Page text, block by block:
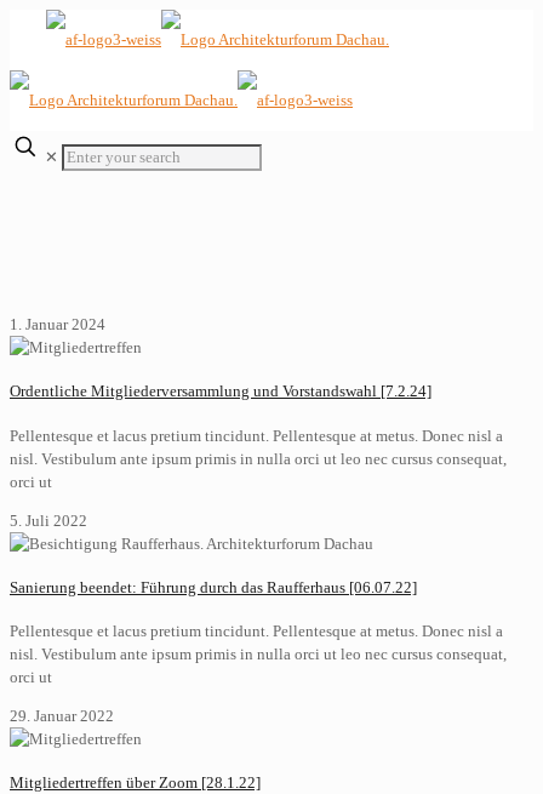
✕
1. Januar 2024
Ordentliche Mitgliederversammlung und Vorstandswahl [7.2.24]
Pellentesque et lacus pretium tincidunt. Pellentesque at metus. Donec nisl a
nisl. Vestibulum ante ipsum primis in nulla orci ut leo nec cursus consequat,
orci ut
5. Juli 2022
Sanierung beendet: Führung durch das Raufferhaus [06.07.22]
Pellentesque et lacus pretium tincidunt. Pellentesque at metus. Donec nisl a
nisl. Vestibulum ante ipsum primis in nulla orci ut leo nec cursus consequat,
orci ut
29. Januar 2022
Mitgliedertreffen über Zoom [28.1.22]